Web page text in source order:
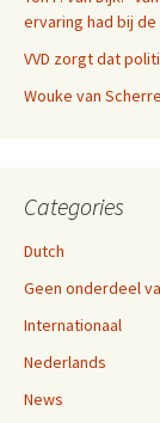
ervaring had bij
VVD zorgt dat
Wouke van
Categories
Dutch
Geen onderdeel
Internationaal
Nederlands
News